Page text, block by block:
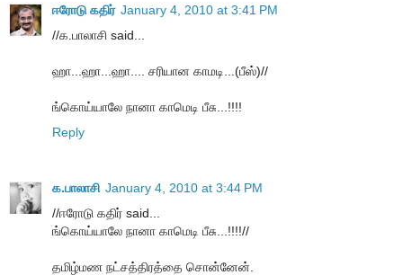
ஈரோடு கதிர் January 4, 2010 at 3:41 PM
//க.பாலாசி said...
ஹா...ஹா...ஹா.... சரியான காமடி...(பீஸ்)//
ங்கொய்யாலே நானா காமெடி பீசு...!!!!
Reply
க.பாலாசி January 4, 2010 at 3:44 PM
//ஈரோடு கதிர் said...
ங்கொய்யாலே நானா காமெடி பீசு...!!!!//
தமிழ்மண நட்சத்திரத்தை சொன்னேன்.